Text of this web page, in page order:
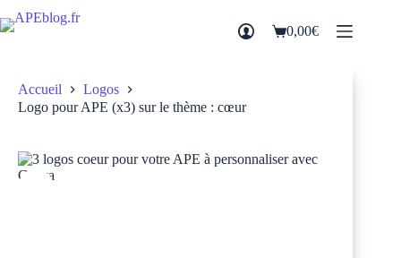
au
Panier
0,00€
Accueil
Logos
Logo pour APE (x3) sur le thème : cœur